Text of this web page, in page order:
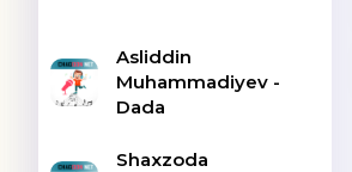
Asliddin
Muhammadiyev -
Dada
Shaxzoda